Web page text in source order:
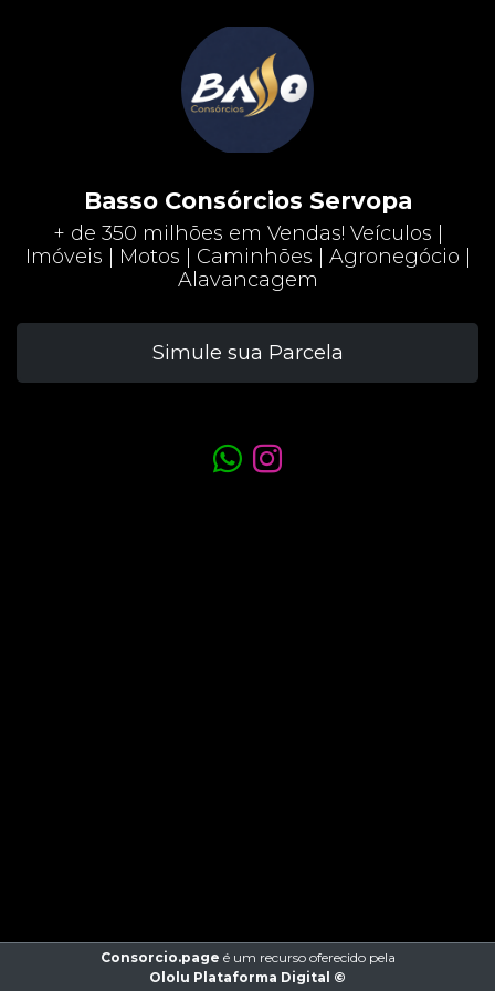
Basso Consórcios Servopa
+ de 350 milhões em Vendas! Veículos |
Imóveis | Motos | Caminhões | Agronegócio |
Alavancagem
Simule sua Parcela
Consorcio.page é um recurso oferecido pela
Ololu Plataforma Digital ©